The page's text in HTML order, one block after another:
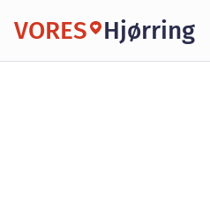
VORES Hjørring